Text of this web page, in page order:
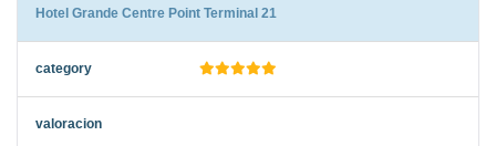
Hotel Grande Centre Point Terminal 21